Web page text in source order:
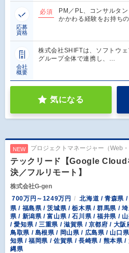
応募
資格
必須
PM／PL、コンサルタ
かかわる経験をお持ち
会社
概要
株式会社SHIFTは、ソフトウ
グループ全体で連携し、…
気になる
NEW プロジェクトマネージャー（Web・
テックリード【Google Cloud
決／フルリモート】
株式会社G-gen
700万円～1249万円
北海道 / 青森県
県 / 福島県 / 茨城県 / 栃木県 / 群馬県 /
県 / 新潟県 / 富山県 / 石川県 / 福井県 /
/ 愛知県 / 三重県 / 滋賀県 / 京都府 / 大
鳥取県 / 島根県 / 岡山県 / 広島県 / 山口
知県 / 福岡県 / 佐賀県 / 長崎県 / 熊本県
縄県